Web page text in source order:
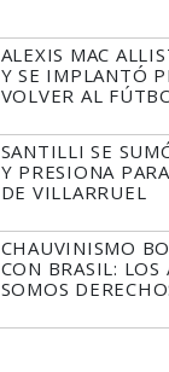
ALEXIS MAC
Y SE IMPLANTÓ
VOLVER AL
SANTILLI SE
Y PRESIONA
DE VILLARRUEL
CHAUVINISMO
CON BRASIL: LOS
SOMOS